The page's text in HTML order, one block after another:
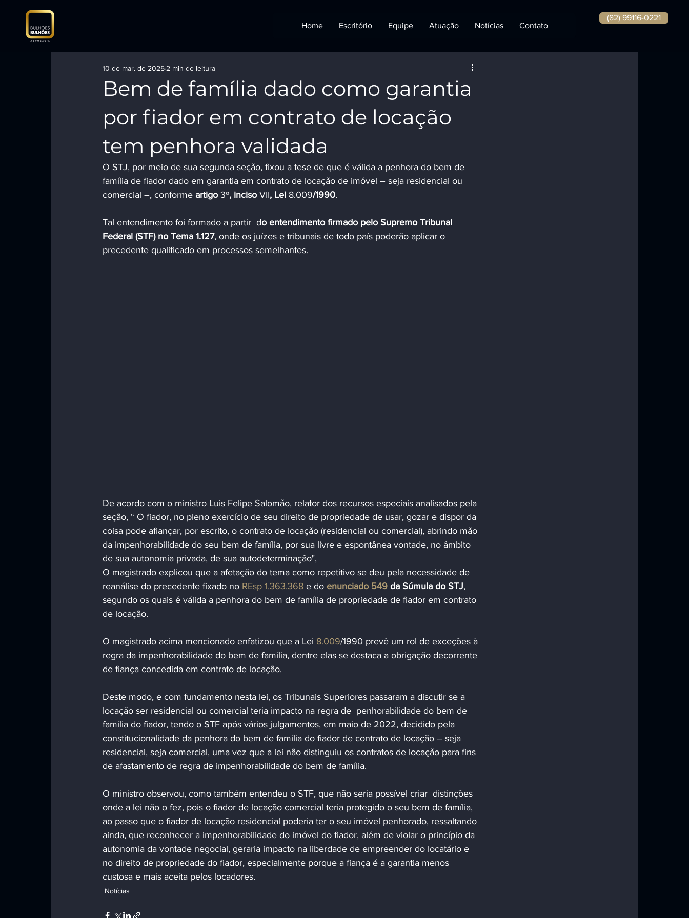
Home Escritório Equipe Atuação Notícias Contato
(82) 99116-0221
Bem de família dado como garantia
por fiador em contrato de locação
tem penhora validada
10 de mar. de 2025 2 min de leitura
O STJ, por meio de sua segunda seção, fixou a tese de que é válida a penhora do bem de
família de fiador dado em garantia em contrato de locação de imóvel – seja residencial ou
comercial –, conforme artigo 3º, inciso VII, Lei 8.009/1990.
Tal entendimento foi formado a partir  do entendimento firmado pelo Supremo Tribunal
Federal (STF) no Tema 1.127, onde os juízes e tribunais de todo país poderão aplicar o
precedente qualificado em processos semelhantes.
De acordo com o ministro Luis Felipe Salomão, relator dos recursos especiais analisados pela
seção, “ O fiador, no pleno exercício de seu direito de propriedade de usar, gozar e dispor da
coisa pode afiançar, por escrito, o contrato de locação (residencial ou comercial), abrindo mão
da impenhorabilidade do seu bem de família, por sua livre e espontânea vontade, no âmbito
de sua autonomia privada, de sua autodeterminação",
O magistrado explicou que a afetação do tema como repetitivo se deu pela necessidade de
reanálise do precedente fixado no REsp 1.363.368 e do enunciado 549 da Súmula do STJ,
segundo os quais é válida a penhora do bem de família de propriedade de fiador em contrato
de locação.
O magistrado acima mencionado enfatizou que a Lei 8.009/1990 prevê um rol de exceções à
regra da impenhorabilidade do bem de família, dentre elas se destaca a obrigação decorrente
de fiança concedida em contrato de locação.
Deste modo, e com fundamento nesta lei, os Tribunais Superiores passaram a discutir se a
locação ser residencial ou comercial teria impacto na regra de  penhorabilidade do bem de
família do fiador, tendo o STF após vários julgamentos, em maio de 2022, decidido pela
constitucionalidade da penhora do bem de família do fiador de contrato de locação – seja
residencial, seja comercial, uma vez que a lei não distinguiu os contratos de locação para fins
de afastamento de regra de impenhorabilidade do bem de família.
O ministro observou, como também entendeu o STF, que não seria possível criar  distinções
onde a lei não o fez, pois o fiador de locação comercial teria protegido o seu bem de família,
ao passo que o fiador de locação residencial poderia ter o seu imóvel penhorado, ressaltando
ainda, que reconhecer a impenhorabilidade do imóvel do fiador, além de violar o princípio da
autonomia da vontade negocial, geraria impacto na liberdade de empreender do locatário e
no direito de propriedade do fiador, especialmente porque a fiança é a garantia menos
custosa e mais aceita pelos locadores.
Notícias